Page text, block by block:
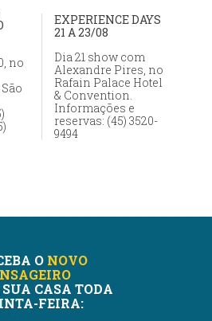
no
EXPERIENCE DAYS
21 A 23/08
Dia 21 show com
Alexandre Pires, no
Rafain Palace Hotel
& Convention.
Informações e
reservas: (45) 3520-
9494
O NOVO
CASA TODA
FEIRA: